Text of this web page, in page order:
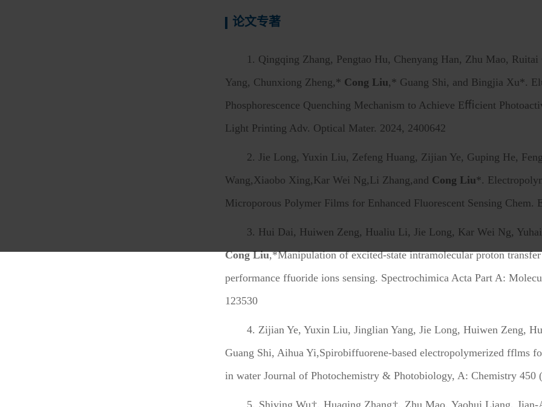
论文专著
1. Qingqing Zhang, Pengtao Hu, Chenyang Han, Zhu Mao,
Yang, Chunxiong Zheng,* Cong Liu,* Guang Shi, and Bingjia Xu*.
Phosphorescence Quenching Mechanism to Achieve Eﬃcient
Light Printing Adv. Optical Mater. 2024, 2400642
2. Jie Long, Yuxin Liu, Zefeng Huang, Zijian Ye, Guping He,
Wang,Xiaobo Xing,Kar Wei Ng,Li Zhang,and Cong Liu*.
Microporous Polymer Films for Enhanced Fluorescent Sensing Chem.
3. Hui Dai, Huiwen Zeng, Hualiu Li, Jie Long, Kar Wei Ng,
Cong Liu,*Manipulation of excited-state intramolecular proton
performance ffuoride ions sensing. Spectrochimica Acta Part A:
123530
4. Zijian Ye, Yuxin Liu, Jinglian Yang, Jie Long, Huiwen Zeng,
Guang Shi, Aihua Yi,Spirobiffuorene-based electropolymerized fflms
in water Journal of Photochemistry & Photobiology, A: Chemistry 450
5. Shiying Wu†, Huaqing Zhang†, Zhu Mao, Yaohui Liang,